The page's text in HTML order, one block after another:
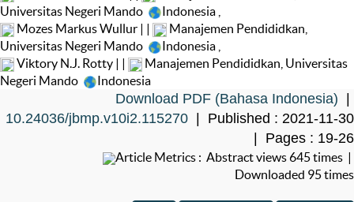
Universitas Negeri Mando
Indonesia
Mozes Markus Wullur | |
Manajemen Pendididkan,
Universitas Negeri Mando
Indonesia
Viktory N.J. Rotty | |
Manajemen Pendididkan, Universitas
Negeri Mando
Indonesia
Download PDF (Bahasa Indonesia) |
10.24036/jbmp.v10i2.115270 | Published : 2021-11-30
| Pages : 19-26
Article Metrics : Abstract views 645 times |
Downloaded 95 times